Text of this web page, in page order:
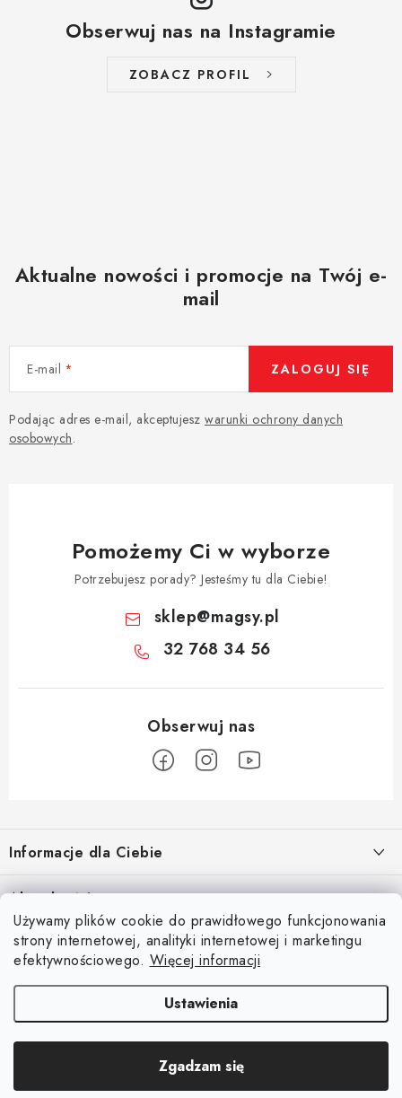
Używamy plików cookie do prawidłowego funkcjonowania
strony internetowej, analityki internetowej i marketingu
efektywnościowego. Więcej informacji
Ustawienia
Zgadzam się
Obserwuj nas na Instagramie
ZOBACZ PROFIL
Aktualne nowości i promocje na Twój e-
mail
E-mail
Podając adres e-mail, akceptujesz warunki ochrony danych
osobowych.
ZALOGUJ SIĘ
Pomożemy Ci w wyborze
Potrzebujesz porady? Jesteśmy tu dla Ciebie!
sklep@magsy.pl
32 768 34 56
o
p
Informacje dla Ciebie
O nas
Regulamin e-sklepu
Ochrona danych osobowych
Blog
Kontakty
Aktualności
Odkryj magię kieszeni magnetycznych
15.4.2025
Facebook
Copyright 2026Magsy.pl. Wszystkie prawa zastrzeżone.Edytuj ustawienia
plików cookie